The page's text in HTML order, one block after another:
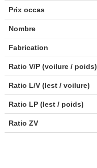
Prix occas
Nombre
Fabrication
Ratio V/P (voilure / poids)
Ratio L/V (lest / voilure)
Ratio LP (lest / poids)
Ratio ZV